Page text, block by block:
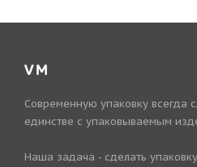
VM
Современную упаковку всегда
единстве с упаковываемым
Наша задача - сделать